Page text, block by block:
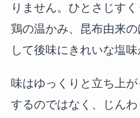
りません。ひとさじす
鶏の温かみ、昆布由来
して後味にきれいな塩味
味はゆっくりと立ち上
するのではなく、じん